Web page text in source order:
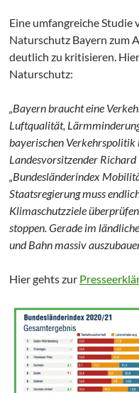
Eine umfangreiche Studie
Naturschutz Bayern zum
deutlich zu kritisieren.
Naturschutz:
„Bayern braucht eine
Luftqualität,
bayerischen Verkehrspolitik
Landesvorsitzender
„Bundesländerindex
Staatsregierung muss
Klimaschutzziele
stoppen. Gerade im
und Bahn massiv
Hier gehts zur